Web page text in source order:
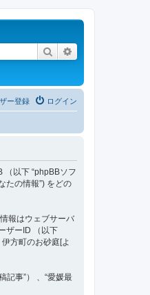
検索
ログイン
ー登録
（以下 “phpBBソフ
たの情報”) をどの
報はウェブサーバ
ザーID （以下
方町のお砂庭[よ
記事”） 、“愛媛最